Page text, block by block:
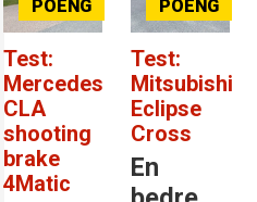
Test:
Mercedes
CLA
shooting
brake
4Matic
Test:
Mitsubishi
Eclipse
Cross
En